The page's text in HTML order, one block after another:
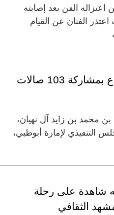
الفن بعد إصابته
الفنان عن القيام
«فن أبوظبي» رحلة إبداع بمشاركة 103 صالات
محمد بن زايد آل نهيان،
التنفيذي لإمارة أبوظبي،
شاهدة على رحلة
الثقافي